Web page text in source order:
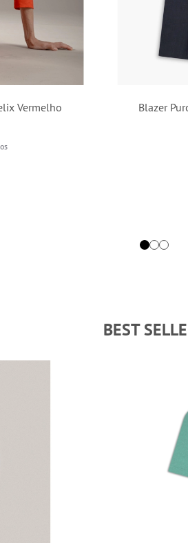
Blazer Puro Linho Puro Linho
BEST